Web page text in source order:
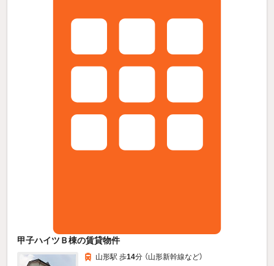
甲子ハイツＢ棟の賃貸物件
山形駅 歩14分 （山形新幹線など）